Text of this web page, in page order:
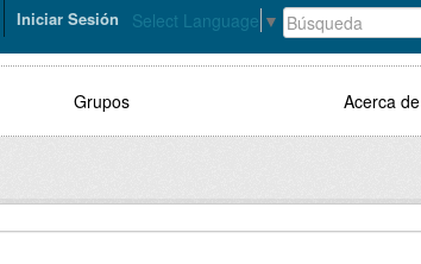
Select Language ▼
Iniciar Sesión
Grupos Acerca de